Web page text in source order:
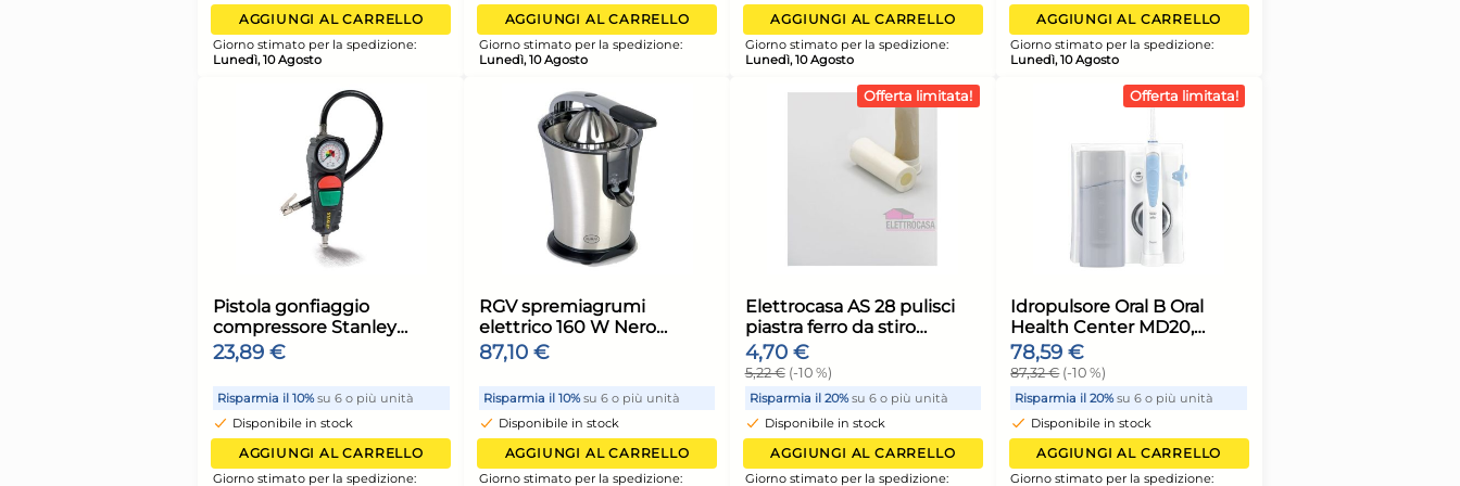
Lavaggi Ml 585
35,86 €(-11 %)
Risparmia il 15%
su 4 o più unità
Disponibile in stock
AGGIUNGI AL CARRELLO
Giorno stimato per la spedizione:
Lunedì, 10 Agosto
92 Lavaggi Ml 1840
31,89 €(-11 %)
su 4 o più unità
AGGIUNGI AL CARRELLO
Giorno stimato per la spedizione:
Lunedì, 10 Agosto
92 Lavaggi Ml 1840
31,89 € (-11 %)
Risparmia il 15% su 4 o più unità
Disponibile in stock
Giorno stimato per la spedizione:
8x